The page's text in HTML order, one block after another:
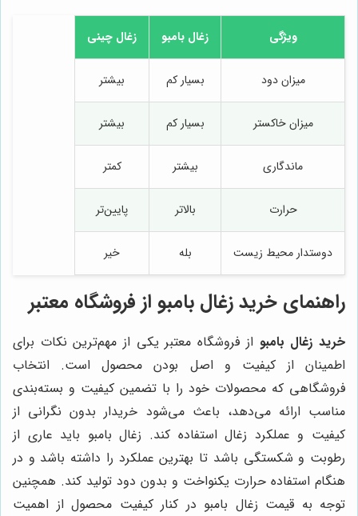
ویژگی زغال بامبو زغال چینی
میزان دود بسیار کم بیشتر
میزان خاکستر بسیار کم بیشتر
ماندگاری بیشتر کمتر
حرارت بالاتر پایین‌تر
دوستدار محیط زیست بله خیر
راهنمای خرید زغال بامبو از فروشگاه معتبر
خرید زغال بامبو از فروشگاه معتبر یکی از مهم‌ترین نکات برای
اطمینان از کیفیت و اصل بودن محصول است. انتخاب
فروشگاهی که محصولات خود را با تضمین کیفیت و بسته‌بندی
مناسب ارائه می‌دهد، باعث می‌شود خریدار بدون نگرانی از
کیفیت و عملکرد زغال استفاده کند. زغال بامبو باید عاری از
رطوبت و شکستگی باشد تا بهترین عملکرد را داشته باشد و در
هنگام استفاده حرارت یکنواخت و بدون دود تولید کند. همچنین
توجه به قیمت زغال بامبو در کنار کیفیت محصول از اهمیت